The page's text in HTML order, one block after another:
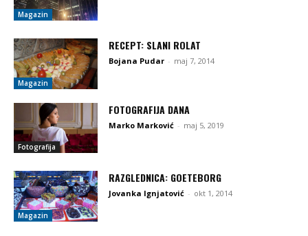
Magazin
Magazin
RECEPT: SLANI ROLAT
Bojana Pudar - maj 7, 2014
Fotografija
FOTOGRAFIJA DANA
Marko Marković - maj 5, 2019
Magazin
RAZGLEDNICA: GOETEBORG
Jovanka Ignjatović - okt 1, 2014